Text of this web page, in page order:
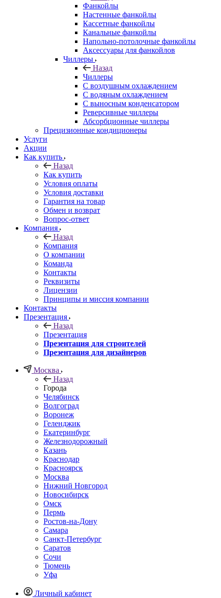
Фанкойлы
Настенные фанкойлы
Кассетные фанкойлы
Канальные фанкойлы
Напольно-потолочные фанкойлы
Аксессуары для фанкойлов
Чиллеры
Назад
Чиллеры
С воздушным охлаждением
С водяным охлаждением
С выносным конденсатором
Реверсивные чиллеры
Абсорбционные чиллеры
Прецизионные кондиционеры
Услуги
Акции
Как купить
Назад
Как купить
Условия оплаты
Условия доставки
Гарантия на товар
Обмен и возврат
Вопрос-ответ
Компания
Назад
Компания
О компании
Команда
Контакты
Реквизиты
Лицензии
Принципы и миссия компании
Контакты
Презентация
Назад
Презентация
Презентация для строителей
Презентация для дизайнеров
Москва
Назад
Города
Челябинск
Волгоград
Воронеж
Геленджик
Екатеринбург
Железнодорожный
Казань
Краснодар
Красноярск
Москва
Нижний Новгород
Новосибирск
Омск
Пермь
Ростов-на-Дону
Самара
Санкт-Петербург
Саратов
Сочи
Тюмень
Уфа
Личный кабинет